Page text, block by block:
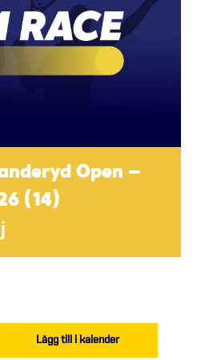
Open –
(14)
Lägg till i kalender